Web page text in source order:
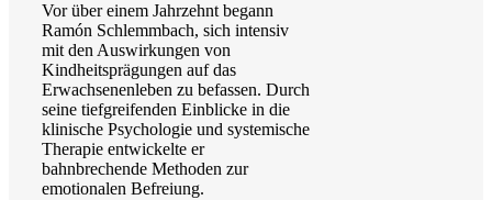
Vor über einem Jahrzehnt begann
Ramón Schlemmbach, sich intensiv
mit den Auswirkungen von
Kindheitsprägungen auf das
Erwachsenenleben zu befassen. Durch
seine tiefgreifenden Einblicke in die
klinische Psychologie und systemische
Therapie entwickelte er
bahnbrechende Methoden zur
emotionalen Befreiung.